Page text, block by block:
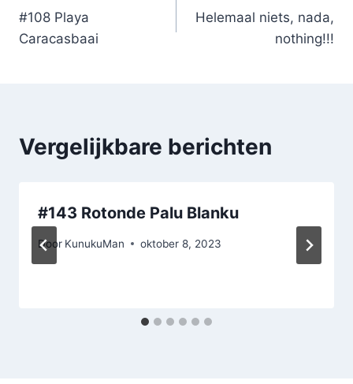
navigatie
#108 Playa
Caracasbaai
Helemaal niets, nada,
nothing!!!
Vergelijkbare berichten
#143 Rotonde Palu Blanku
Door KunukuMan oktober 8, 2023